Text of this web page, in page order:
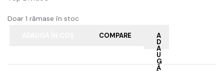
Doar 1 rămase în stoc
COMPARE A
D
A
U
G
Ă